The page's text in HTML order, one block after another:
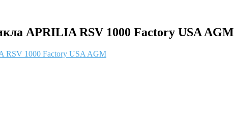
APRILIA RSV 1000 Factory USA AGM